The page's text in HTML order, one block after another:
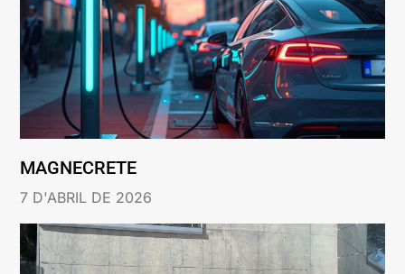
MAGNECRETE
7 D'ABRIL DE 2026